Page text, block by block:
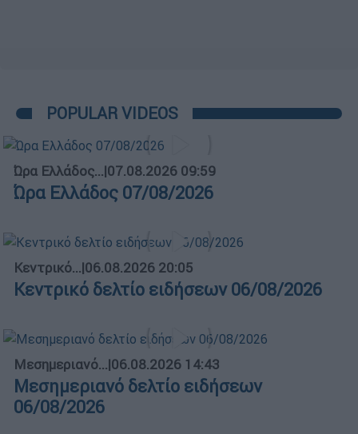
POPULAR VIDEOS
Ώρα Ελλάδος...|07.08.2026 09:59
Ώρα Ελλάδος 07/08/2026
Κεντρικό...|06.08.2026 20:05
Κεντρικό δελτίο ειδήσεων 06/08/2026
Μεσημεριανό...|06.08.2026 14:43
Μεσημεριανό δελτίο ειδήσεων
06/08/2026